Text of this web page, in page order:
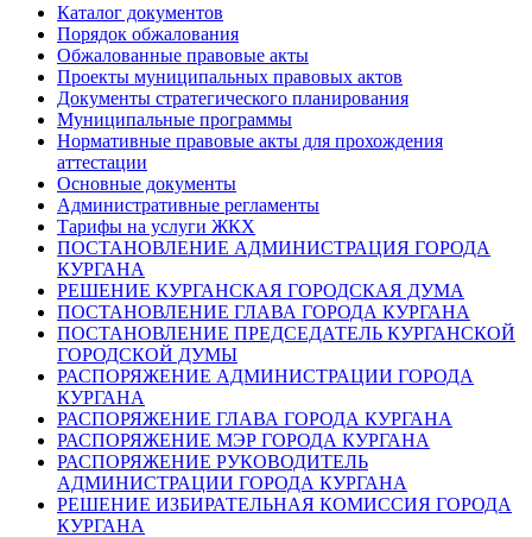
Каталог документов
Порядок обжалования
Обжалованные правовые акты
Проекты муниципальных правовых актов
Документы стратегического планирования
Муниципальные программы
Нормативные правовые акты для прохождения
аттестации
Основные документы
Административные регламенты
Тарифы на услуги ЖКХ
ПОСТАНОВЛЕНИЕ АДМИНИСТРАЦИЯ ГОРОДА
КУРГАНА
РЕШЕНИЕ КУРГАНСКАЯ ГОРОДСКАЯ ДУМА
ПОСТАНОВЛЕНИЕ ГЛАВА ГОРОДА КУРГАНА
ПОСТАНОВЛЕНИЕ ПРЕДСЕДАТЕЛЬ КУРГАНСКОЙ
ГОРОДСКОЙ ДУМЫ
РАСПОРЯЖЕНИЕ АДМИНИСТРАЦИИ ГОРОДА
КУРГАНА
РАСПОРЯЖЕНИЕ ГЛАВА ГОРОДА КУРГАНА
РАСПОРЯЖЕНИЕ МЭР ГОРОДА КУРГАНА
РАСПОРЯЖЕНИЕ РУКОВОДИТЕЛЬ
АДМИНИСТРАЦИИ ГОРОДА КУРГАНА
РЕШЕНИЕ ИЗБИРАТЕЛЬНАЯ КОМИССИЯ ГОРОДА
КУРГАНА